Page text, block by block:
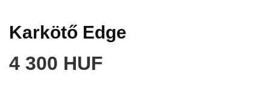
Karkötő Edge
4 300 HUF